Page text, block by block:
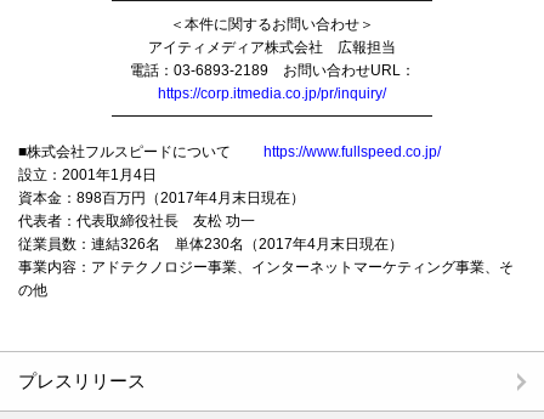
＜本件に関するお問い合わせ＞
アイティメディア株式会社 広報担当
電話：03-6893-2189 お問い合わせURL：
https://corp.itmedia.co.jp/pr/inquiry/
━━━━━━━━━━━━━━━━━━━━━━
■株式会社フルスピードについて https://www.fullspeed.co.jp/
設立：2001年1月4日
資本金：898百万円（2017年4月末日現在）
代表者：代表取締役社長 友松 功一
従業員数：連結326名 単体230名（2017年4月末日現在）
事業内容：アドテクノロジー事業、インターネットマーケティング事業、そ
の他
プレスリリース